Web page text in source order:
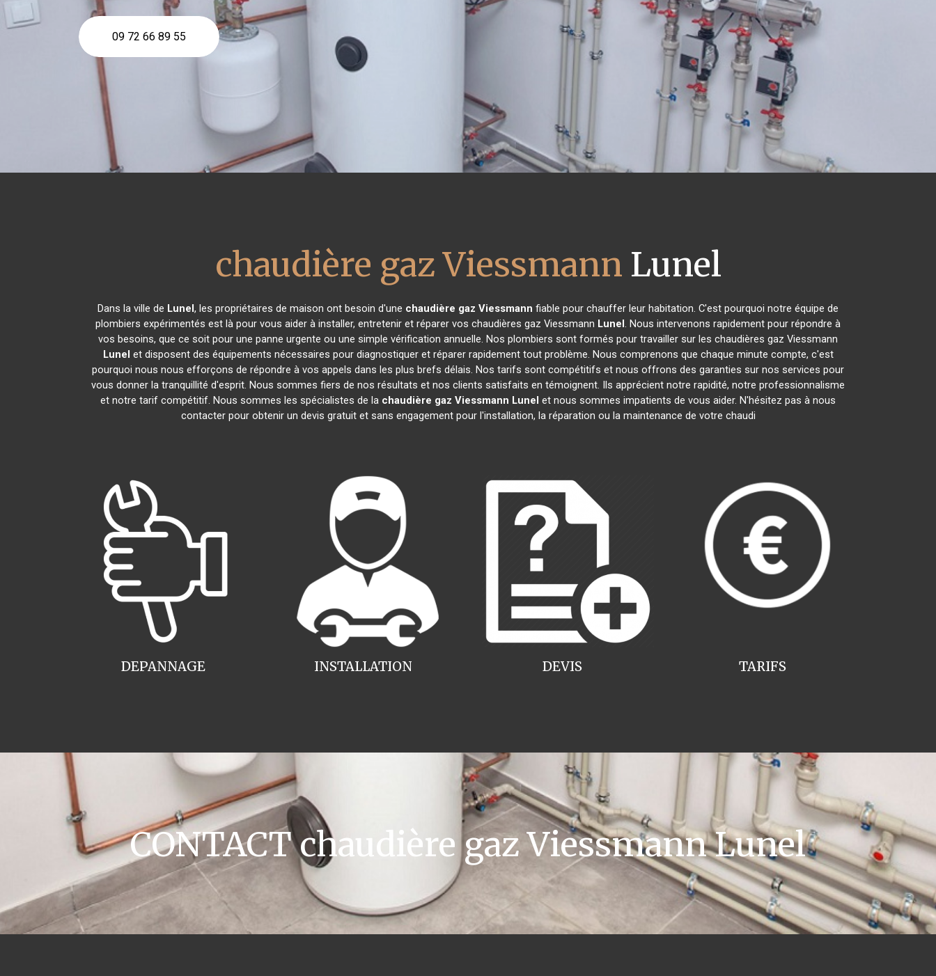
09 72 66 89 55
chaudière gaz Viessmann Lunel
Dans la ville de Lunel, les propriétaires de maison ont besoin d'une chaudière gaz Viessmann fiable pour chauffer leur habitation. C'est pourquoi notre équipe de
plombiers expérimentés est là pour vous aider à installer, entretenir et réparer vos chaudières gaz Viessmann Lunel. Nous intervenons rapidement pour répondre à
vos besoins, que ce soit pour une panne urgente ou une simple vérification annuelle. Nos plombiers sont formés pour travailler sur les chaudières gaz Viessmann
Lunel et disposent des équipements nécessaires pour diagnostiquer et réparer rapidement tout problème. Nous comprenons que chaque minute compte, c'est
pourquoi nous nous efforçons de répondre à vos appels dans les plus brefs délais. Nos tarifs sont compétitifs et nous offrons des garanties sur nos services pour
vous donner la tranquillité d'esprit. Nous sommes fiers de nos résultats et nos clients satisfaits en témoignent. Ils apprécient notre rapidité, notre professionnalisme
et notre tarif compétitif. Nous sommes les spécialistes de la chaudière gaz Viessmann Lunel et nous sommes impatients de vous aider. N'hésitez pas à nous
contacter pour obtenir un devis gratuit et sans engagement pour l'installation, la réparation ou la maintenance de votre chaudi
INSTALLATION
DEPANNAGE TARIFS
DEVIS
CONTACT chaudière gaz Viessmann Lunel